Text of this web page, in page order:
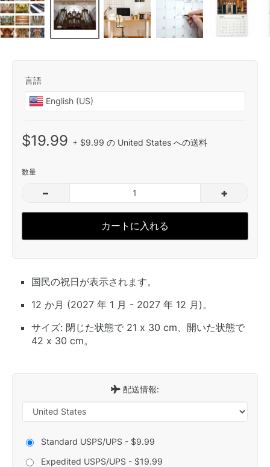
言語
$19.99 + $9.99 の United States への送料
数量
– +
カートに入れる
国民の祝日が表示されます。
12 か月 (2027 年 1 月 - 2027 年 12 月)。
サイズ: 閉じた状態で 21 x 30 cm、開いた状態で
42 x 30 cm。
配送情報:
Standard USPS/UPS - $9.99
Expedited USPS/UPS - $19.99